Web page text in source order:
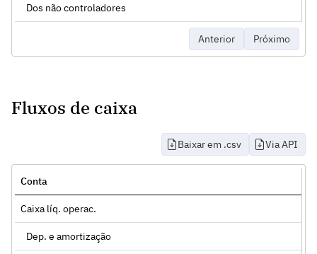
Dos não controladores
Anterior Próximo
Fluxos de caixa
Baixar em .csv Via API
Conta
Caixa líq. operac.
Dep. e amortização